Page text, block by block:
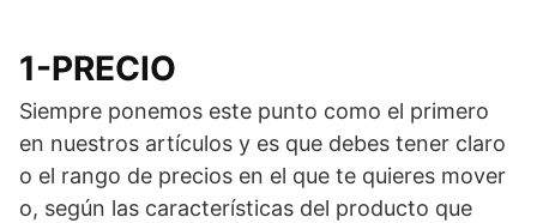
1-PRECIO
Siempre ponemos este punto como el primero
en nuestros artículos y es que debes tener claro
o el rango de precios en el que te quieres mover
o, según las características del producto que